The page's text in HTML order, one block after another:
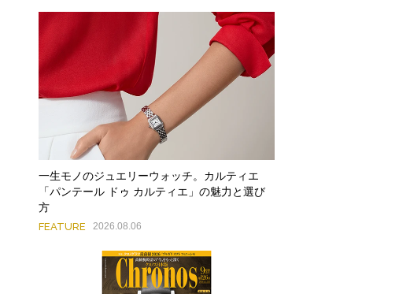
一生モノのジュエリーウォッチ。カルティエ
「パンテール ドゥ カルティエ」の魅力と選び
方
FEATURE 2026.08.06